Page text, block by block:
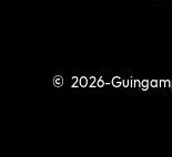
© 2026-